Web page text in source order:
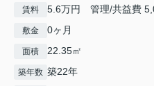
賃料 5.6万円 管理/共益費
敷金 0ヶ月
面積 22.35㎡
築年数 築22年